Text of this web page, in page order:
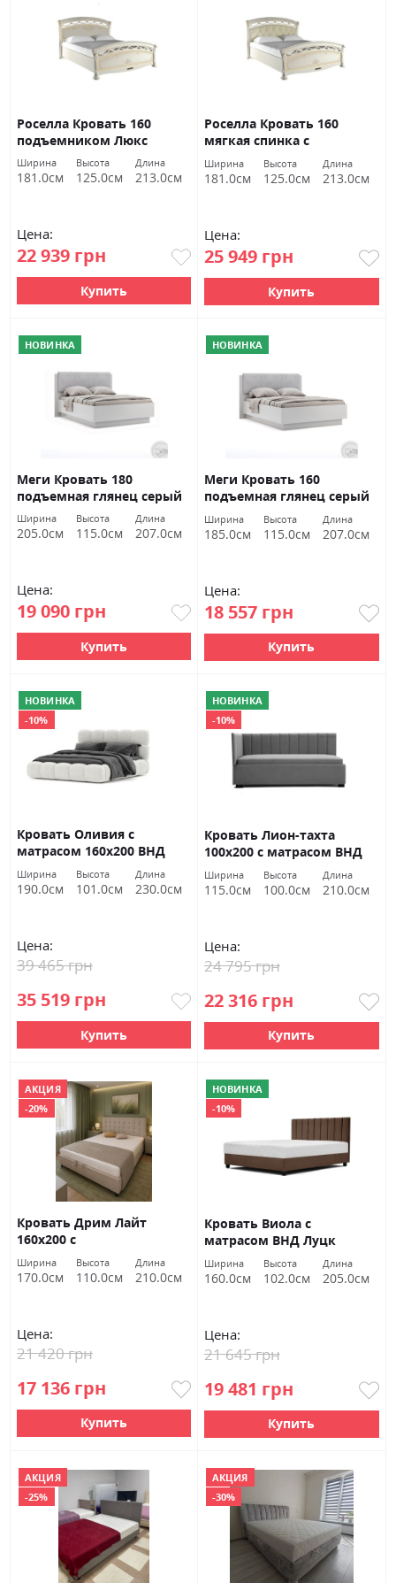
Роселла Кровать 160
подъемником Люкс
Радика беж Миромарк
Ширина
181.0см
Высота
125.0см
Длина
213.0см
Цена:
22 939 грн
Купить
Роселла Кровать 160
мягкая спинка с
подъемником Люкс
Радика беж Миромарк
Ширина
181.0см
Высота
125.0см
Длина
213.0см
Цена:
25 949 грн
Купить
НОВИНКА
Меги Кровать 180
подъемная глянец серый
шиншилла Миромарк
Ширина
205.0см
Высота
115.0см
Длина
207.0см
Цена:
19 090 грн
Купить
НОВИНКА
Меги Кровать 160
подъемная глянец серый
шиншилла Миромарк
Ширина
185.0см
Высота
115.0см
Длина
207.0см
Цена:
18 557 грн
Купить
НОВИНКА
-10%
Кровать Оливия с
матрасом 160х200 ВНД
Луцк
Ширина
190.0см
Высота
101.0см
Длина
230.0см
Цена:
35 519 грн
39 465 грн
Купить
НОВИНКА
-10%
Кровать Лион-тахта
100х200 с матрасом ВНД
Луцк
Ширина
115.0см
Высота
100.0см
Длина
210.0см
Цена:
22 316 грн
24 795 грн
Купить
АКЦИЯ
-20%
Кровать Дрим Лайт
160х200 с
ортопедическим
матрасом и газовым
Ширина
170.0см
Высота
110.0см
Длина
210.0см
Цена:
17 136 грн
21 420 грн
Купить
НОВИНКА
-10%
Кровать Виола с
матрасом ВНД Луцк
Ширина
160.0см
Высота
102.0см
Длина
205.0см
Цена:
19 481 грн
21 645 грн
Купить
АКЦИЯ
-25%
АКЦИЯ
-30%